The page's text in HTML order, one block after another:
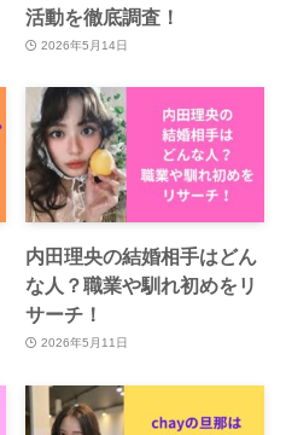
活動を徹底調査！
2026年5月14日
内田理央の結婚相手はどん
な人？職業や馴れ初めをリ
サーチ！
2026年5月11日